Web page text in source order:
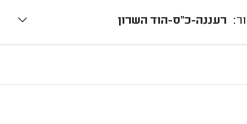
רעננה-כ"ס-הוד השרון